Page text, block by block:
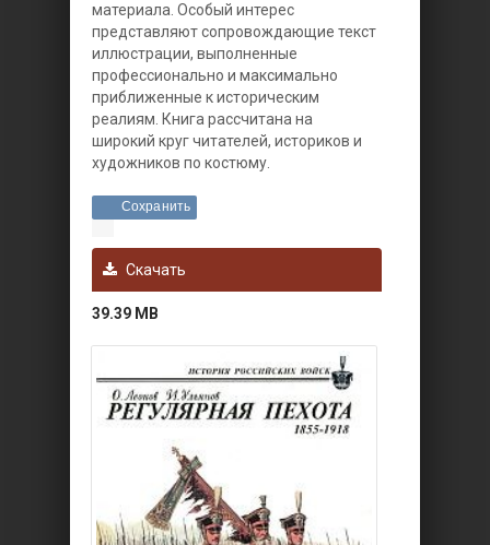
материала. Особый интерес
представляют сопровождающие текст
иллюстрации, выполненные
профессионально и максимально
приближенные к историческим
реалиям. Книга рассчитана на
широкий круг читателей, историков и
художников по костюму.
Сохранить
Скачать
39.39 MB